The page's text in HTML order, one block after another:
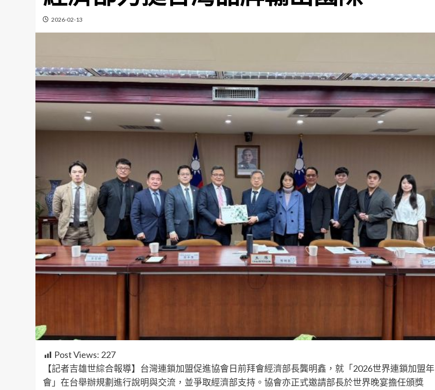
2026-02-13
Post Views: 227
【記者吉雄世綜合報導】台灣連鎖加盟促進協會日前拜會經濟部長龔明鑫，就「2026世界連鎖加盟年
會」在台舉辦規劃進行說明與交流，並爭取經濟部支持。協會亦正式邀請部長於世界晚宴擔任頒獎